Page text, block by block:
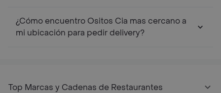
¿Cómo encuentro Ositos Cia mas cercano a
mi ubicación para pedir delivery?
Top Marcas y Cadenas de Restaurantes